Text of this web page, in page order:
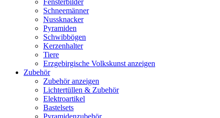
Fensterbilder
Schneemänner
Nussknacker
Pyramiden
Schwibbögen
Kerzenhalter
Tiere
Erzgebirgische Volkskunst anzeigen
Zubehör
Zubehör anzeigen
Lichtertüllen & Zubehör
Elektroartikel
Bastelsets
Pyramidenzubehör